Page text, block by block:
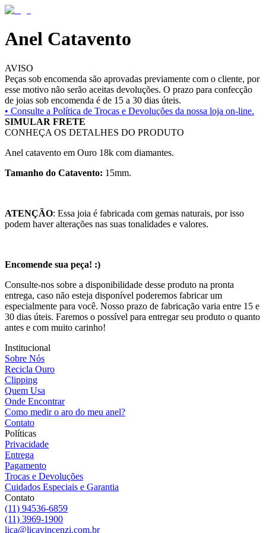
Anel Catavento
AVISO
Peças sob encomenda são aprovadas previamente com o cliente, por
esse motivo não serão aceitas devoluções. O prazo para confecção
de joias sob encomenda é de 15 a 30 dias úteis.
• Consulte a Política de Trocas e Devoluções da nossa loja on-line.
SIMULAR FRETE
CONHEÇA OS DETALHES DO PRODUTO
Anel catavento em Ouro 18k com diamantes.
Tamanho do Catavento: 15mm.
ATENÇÃO: Essa joia é fabricada com gemas naturais, por isso
podem haver alterações nas suas tonalidades e valores.
Encomende sua peça! :)
Consulte-nos sobre a disponibilidade desse produto na pronta
entrega, caso não esteja disponível poderemos fabricar um
especialmente para você. Nosso prazo de fabricação varia entre 15 e
30 dias úteis. Faremos o possível para entregar seu produto o quanto
antes e com muito carinho!
Institucional
Sobre Nós
Recicla Ouro
Clipping
Quem Usa
Onde Encontrar
Como medir o aro do meu anel?
Contato
Políticas
Privacidade
Entrega
Pagamento
Trocas e Devoluções
Cuidados Especiais e Garantia
Contato
(11) 94536-6859
(11) 3969-1900
lica@licavincenzi.com.br